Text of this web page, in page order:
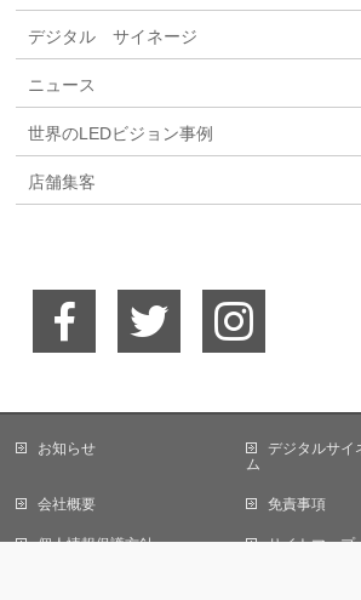
当サイトではCookieを使用します。Cookieの使用
」をご覧ください
OK
デジタル サイネージ
ニュース
世界のLEDビジョン事例
店舗集客
お知らせ
デジタルサイ
ム
会社概要 免責事項
個人情報保護方針 サイトマップ